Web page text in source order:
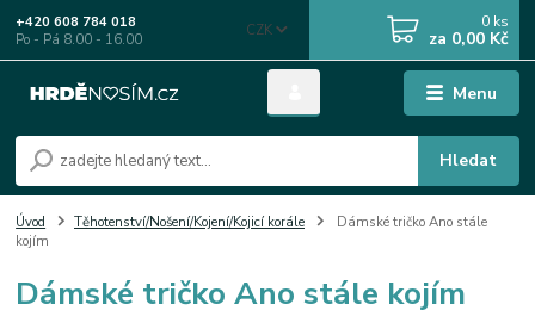
Menu
CZK
Hledat
+420 608 784 018
Po - Pá 8.00 - 16.00
0 ks
za 0,00 Kč
Úvod Těhotenství/Nošení/Kojení/Kojicí korále
Dámské tričko Ano stále
kojím
Dámské tričko Ano stále kojím